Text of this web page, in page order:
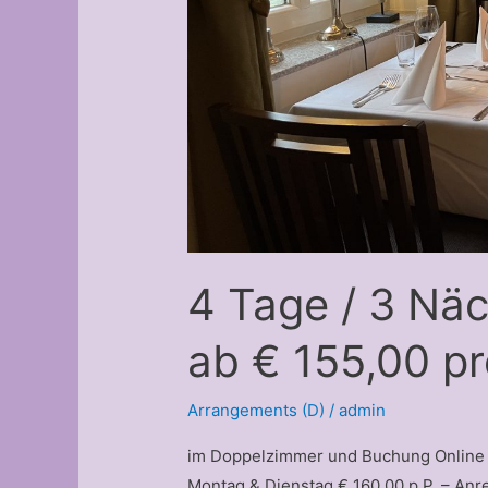
4 Tage / 3
ab € 155,00
Arrangements (D) /admin
im Doppelzimmer und Buchung